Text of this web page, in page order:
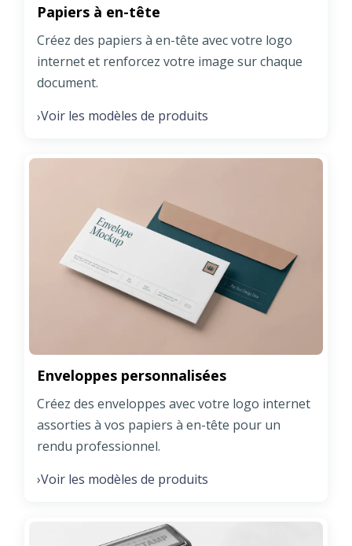
Papiers à en-tête
Créez des papiers à en-tête avec votre logo
internet et renforcez votre image sur chaque
document.
›Voir les modèles de produits
Enveloppes personnalisées
Créez des enveloppes avec votre logo internet
assorties à vos papiers à en-tête pour un
rendu professionnel.
›Voir les modèles de produits